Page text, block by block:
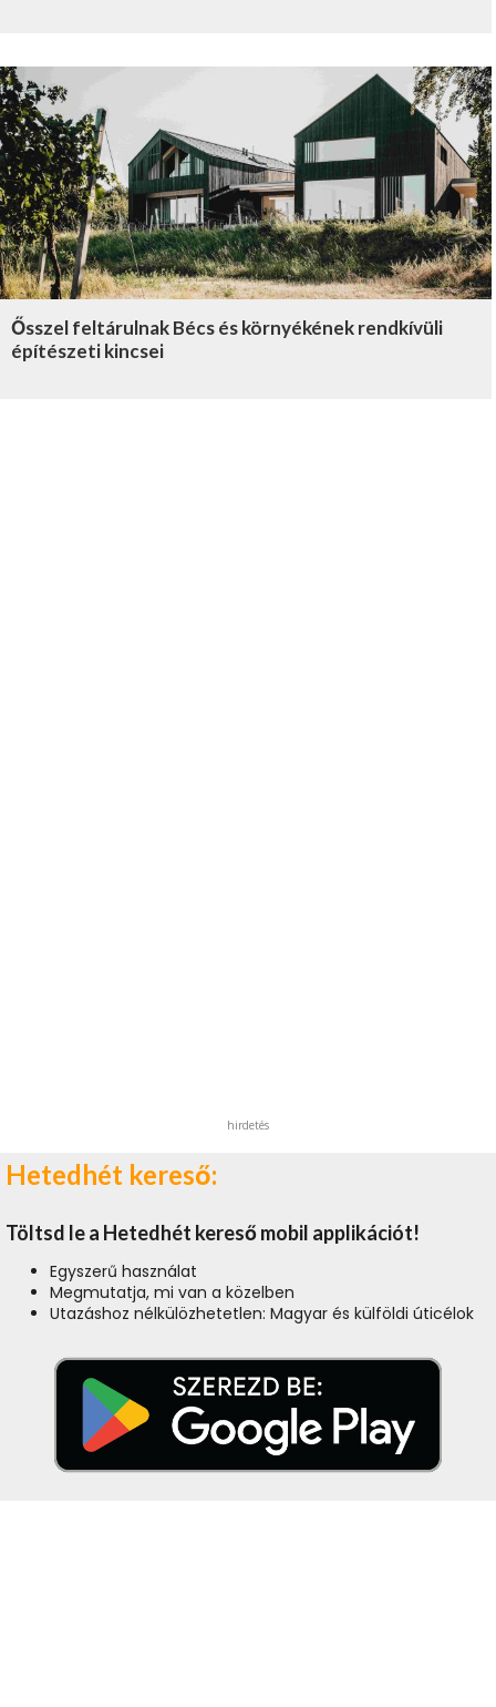
Ősszel feltárulnak Bécs és környékének rendkívüli
építészeti kincsei
hirdetés
Hetedhét kereső:
Töltsd le a Hetedhét kereső mobil applikációt!
Egyszerű használat
Megmutatja, mi van a közelben
Utazáshoz nélkülözhetetlen: Magyar és külföldi úticélok